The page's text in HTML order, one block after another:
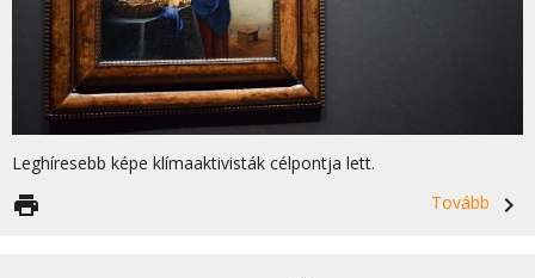
Leghíresebb képe klímaaktivisták célpontja lett.
Tovább
navigate_next
print